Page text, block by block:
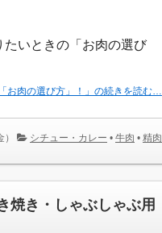
いときの「お肉の選び
お肉の選び方」！」の続きを読む…
シチュー・カレー • 牛肉 • 精肉
焼き・しゃぶしゃぶ用